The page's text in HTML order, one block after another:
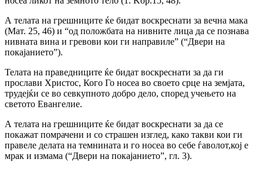
А телата на грешниците ќе бидат воскреснати за вечна мака
(Мат. 25, 46) и “од положбата на нивните лица да се познава
нивната вина и гревови кои ги направиле” (“Двери на
покајанието”).
Телата на праведниците ќе бидат воскреснати за да ги
прослави Христос, Кого Го носеа во своето срце на земјата,
трудејќи се во севкупното добро дело, според учењето на
светото Евангелие.
А телата на грешниците ќе бидат воскреснати за да се
покажат помрачени и co страшен изглед, како такви кои ги
правеле делата на темнината и го носеа во себе ѓаволот,кој е
мрак и измама (“Двери на покајанието”, гл. 3).